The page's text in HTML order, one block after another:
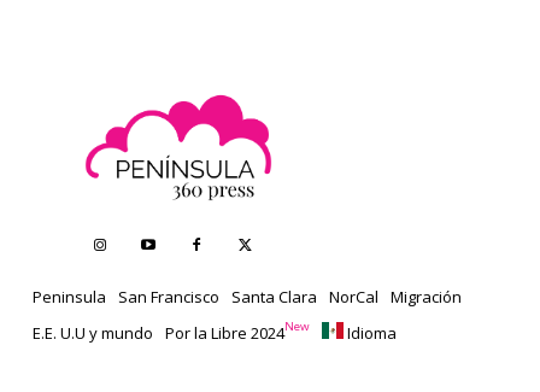
Peninsula San Francisco Santa Clara NorCal
Migración
E.E. U.U y mundo
Por la Libre 2024New Idioma